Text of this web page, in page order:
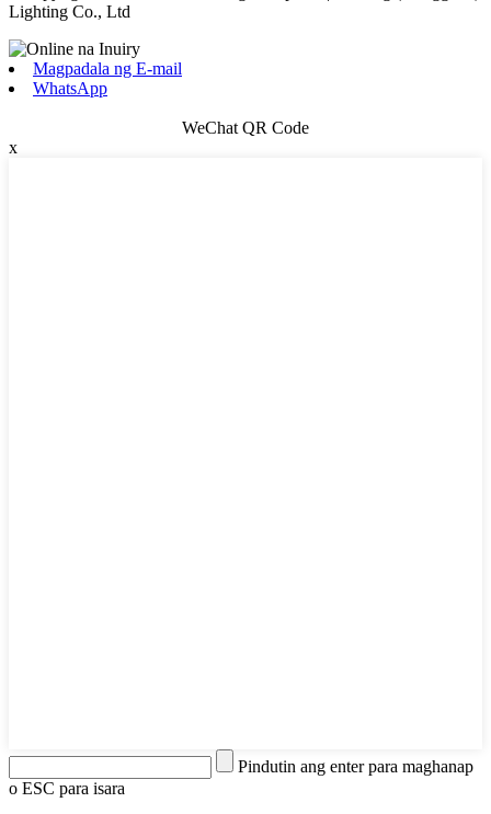
Lighting Co., Ltd
Magpadala ng E-mail
WhatsApp
WeChat QR Code
x
Pindutin ang enter para maghanap
o ESC para isara